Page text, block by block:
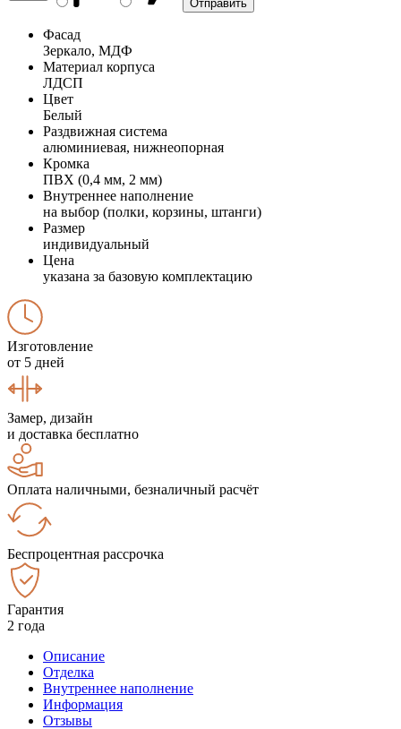
Фасад
Зеркало, МДФ
Материал корпуса
ЛДСП
Цвет
Белый
Раздвижная система
алюминиевая, нижнеопорная
Кромка
ПВХ (0,4 мм, 2 мм)
Внутреннее наполнение
на выбор (полки, корзины, штанги)
Размер
индивидуальный
Цена
указана за базовую комплектацию
Изготовление
от 5 дней
Замер, дизайн
и доставка бесплатно
Оплата наличными, безналичный расчёт
Беспроцентная рассрочка
Гарантия
2 года
Описание
Отделка
Внутреннее наполнение
Информация
Отзывы